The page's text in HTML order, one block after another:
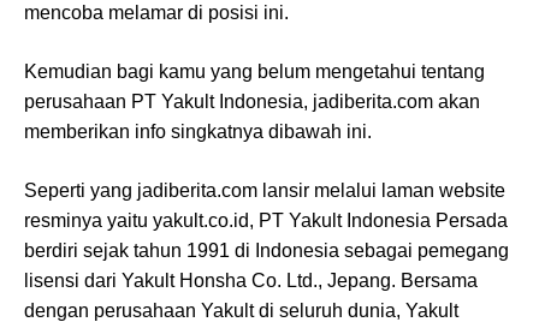
mencoba melamar di posisi ini.
Kemudian bagi kamu yang belum mengetahui tentang
perusahaan PT Yakult Indonesia, jadiberita.com akan
memberikan info singkatnya dibawah ini.
Seperti yang jadiberita.com lansir melalui laman website
resminya yaitu yakult.co.id, PT Yakult Indonesia Persada
berdiri sejak tahun 1991 di Indonesia sebagai pemegang
lisensi dari Yakult Honsha Co. Ltd., Jepang. Bersama
dengan perusahaan Yakult di seluruh dunia, Yakult